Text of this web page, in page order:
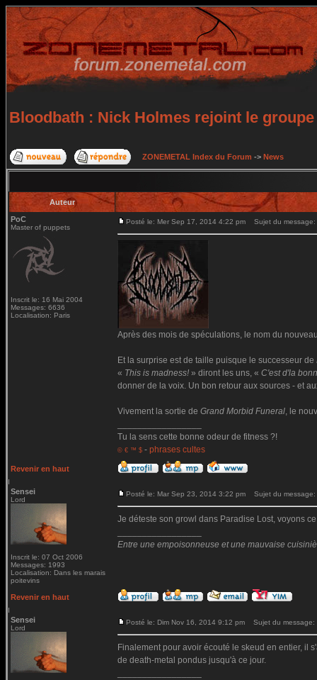
Bloodbath : Nick Holmes rejoint le
ZONEMETAL Index du Forum -> News
Auteur
PoC
Master of puppets
Inscrit le: 16 Mai 2004
Messages: 6636
Localisation: Paris
Posté le: Mer Sep 17, 2014 4:22 pm Sujet du message:
Après des mois de spéculations, le nom du
Et la surprise est de taille puisque le successeur de
« This is madness! » diront les uns, « C'est d'la
donner de la voix. Un bon retour aux sources - et
Vivement la sortie de Grand Morbid Funeral, le
Tu la sens cette bonne odeur de fitness ?!
© € ™ $ - phrases cultes
Revenir en haut
Sensei
Lord
Inscrit le: 07 Oct 2006
Messages: 1993
Localisation: Dans les marais
poitevins
Posté le: Mar Sep 23, 2014 3:22 pm Sujet du message:
Je déteste son growl dans Paradise Lost, voyons
Entre une empoisonneuse et une mauvaise
Revenir en haut
Sensei
Lord
Posté le: Dim Nov 16, 2014 9:12 pm Sujet du message:
Finalement pour avoir écouté le skeud en entier, il
de death-metal pondus jusqu'à ce jour.